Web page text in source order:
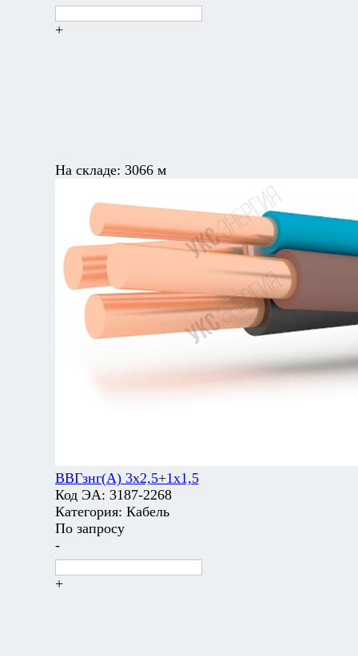
+
На складе: 3066 м
ВВГзнг(А) 3х2,5+1х1,5
Код ЭА: 3187-2268
Категория: Кабель
По запросу
-
+